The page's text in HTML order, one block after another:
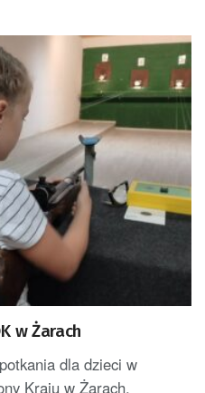
w Żarach
dla dzieci w
Kraju w Żarach.